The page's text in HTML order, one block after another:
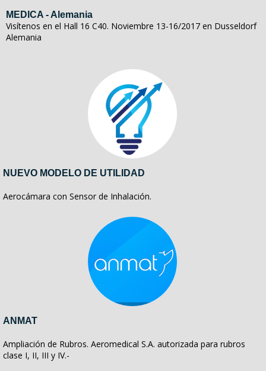
MEDICA - Alemania
Visítenos en el Hall 16 C40. Noviembre 13-16/2017 en Dusseldorf
Alemania
NUEVO MODELO DE UTILIDAD
Aerocámara con Sensor de Inhalación.
ANMAT
Ampliación de Rubros. Aeromedical S.A. autorizada para rubros
clase I, II, III y IV.-